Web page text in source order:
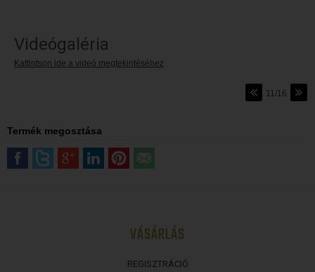
Videógaléria
Kattintson ide a videó megtekintéséhez
11/16
Termék megosztása
VÁSÁRLÁS
REGISZTRÁCIÓ